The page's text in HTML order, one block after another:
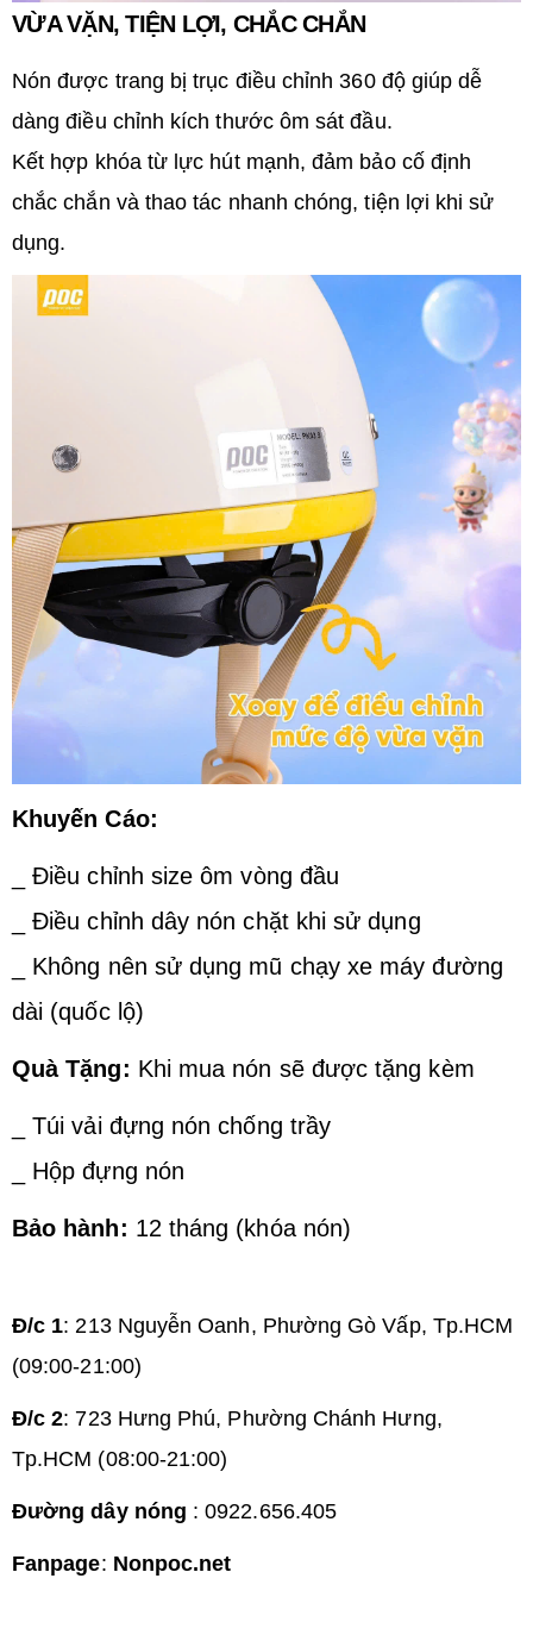
VỪA VẶN, TIỆN LỢI, CHẮC CHẮN
Nón được trang bị trục điều chỉnh 360 độ giúp dễ
dàng điều chỉnh kích thước ôm sát đầu.
Kết hợp khóa từ lực hút mạnh, đảm bảo cố định
chắc chắn và thao tác nhanh chóng, tiện lợi khi sử
dụng.
Khuyến Cáo:
_ Điều chỉnh size ôm vòng đầu
_ Điều chỉnh dây nón chặt khi sử dụng
_ Không nên sử dụng mũ chạy xe máy đường
dài (quốc lộ)
Quà Tặng: Khi mua nón sẽ được tặng kèm
_ Túi vải đựng nón chống trầy
_ Hộp đựng nón
Bảo hành: 12 tháng (khóa nón)
Đ/c 1: 213 Nguyễn Oanh, Phường Gò Vấp, Tp.HCM
(09:00-21:00)
Đ/c 2: 723 Hưng Phú, Phường Chánh Hưng,
Tp.HCM (08:00-21:00)
Đường dây nóng : 0922.656.405
Fanpage: Nonpoc.net